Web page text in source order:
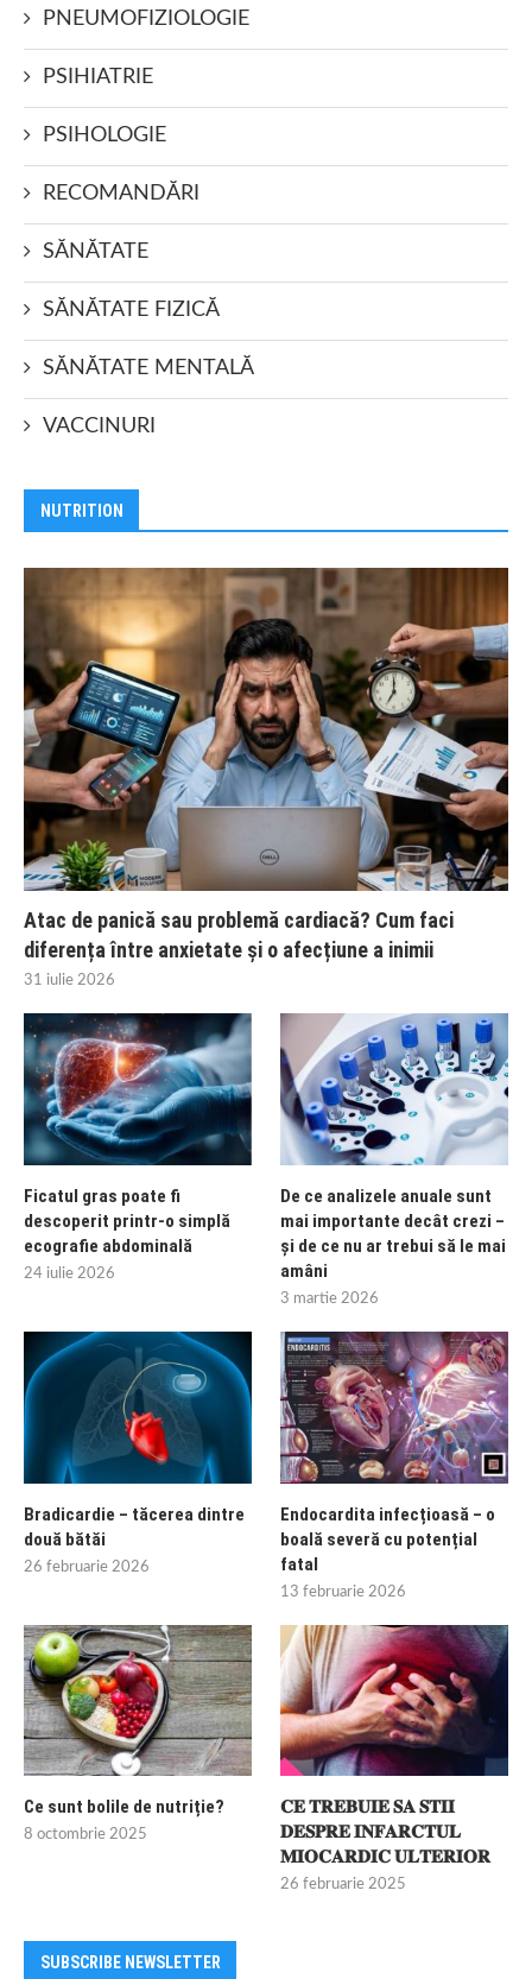
PNEUMOFIZIOLOGIE
PSIHIATRIE
PSIHOLOGIE
RECOMANDĂRI
SĂNĂTATE
SĂNĂTATE FIZICĂ
SĂNĂTATE MENTALĂ
VACCINURI
NUTRITION
Atac de panică sau problemă cardiacă? Cum faci
diferența între anxietate și o afecțiune a inimii
31 iulie 2026
Ficatul gras poate fi
descoperit printr-o simplă
ecografie abdominală
24 iulie 2026
De ce analizele anuale sunt
mai importante decât crezi –
și de ce nu ar trebui să le mai
amâni
3 martie 2026
Bradicardie – tăcerea dintre
două bătăi
26 februarie 2026
Endocardita infecțioasă – o
boală severă cu potențial
fatal
13 februarie 2026
Ce sunt bolile de nutriție?
8 octombrie 2025
𝐂𝐄 𝐓𝐑𝐄𝐁𝐔𝐈𝐄 𝐒𝐀 𝐒𝐓𝐈𝐈
𝐃𝐄𝐒𝐏𝐑𝐄 𝐈𝐍𝐅𝐀𝐑𝐂𝐓𝐔𝐋
𝐌𝐈𝐎𝐂𝐀𝐑𝐃𝐈𝐂 𝐔𝐋𝐓𝐄𝐑𝐈𝐎𝐑
26 februarie 2025
SUBSCRIBE NEWSLETTER